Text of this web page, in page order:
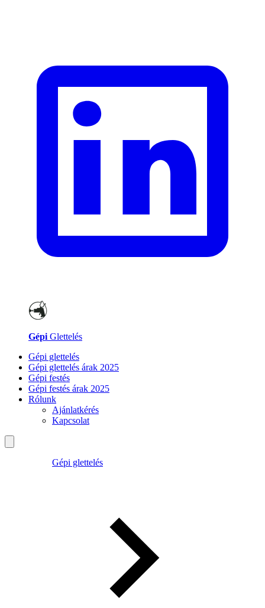
Gépi Glettelés
Gépi glettelés
Gépi glettelés árak 2025
Gépi festés
Gépi festés árak 2025
Rólunk
Ajánlatkérés
Kapcsolat
Gépi glettelés